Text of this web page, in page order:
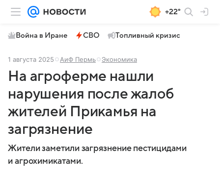
+22°
Война в Иране СВО Топливный кризис
1 августа 2025 АиФ Пермь Экономика
На агроферме нашли
нарушения после жалоб
жителей Прикамья на
загрязнение
Жители заметили загрязнение пестицидами
и агрохимикатами.